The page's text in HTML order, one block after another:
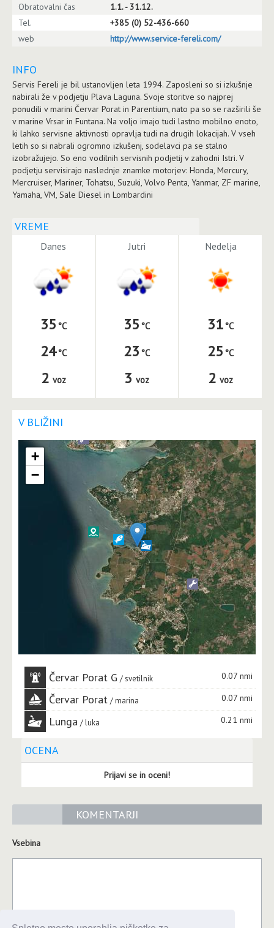
Obratovalni čas
1.1. - 31.12.
Tel.
+385 (0) 52-436-660
web
http://www.service-fereli.com/
INFO
Servis Fereli je bil ustanovljen leta 1994. Zaposleni so si izkušnje
nabirali že v podjetju Plava Laguna. Svoje storitve so najprej
ponudili v marini Červar Porat in Parentium, nato pa so se razširili še
v marine Vrsar in Funtana. Na voljo imajo tudi lastno mobilno enoto,
ki lahko servisne aktivnosti opravlja tudi na drugih lokacijah. V vseh
letih so si nabrali ogromno izkušenj, sodelavci pa se stalno
izobražujejo. So eno vodilnih servisnih podjetij v zahodni Istri. V
podjetju servisirajo naslednje znamke motorjev: Honda, Mercury,
Mercruiser, Mariner, Tohatsu, Suzuki, Volvo Penta, Yanmar, ZF marine,
Yamaha, VM, Sale Diesel in Lombardini
VREME
Danes
35
24
2 voz
Jutri
35
23
3 voz
Nedelja
31
25
2 voz
V BLIŽINI
+
−
Červar Porat G svetilnik 0.07 nmi
Červar Porat marina 0.07 nmi
Lunga luka 0.21 nmi
OCENA
Prijavi se in oceni!
KOMENTARJI
Vsebina